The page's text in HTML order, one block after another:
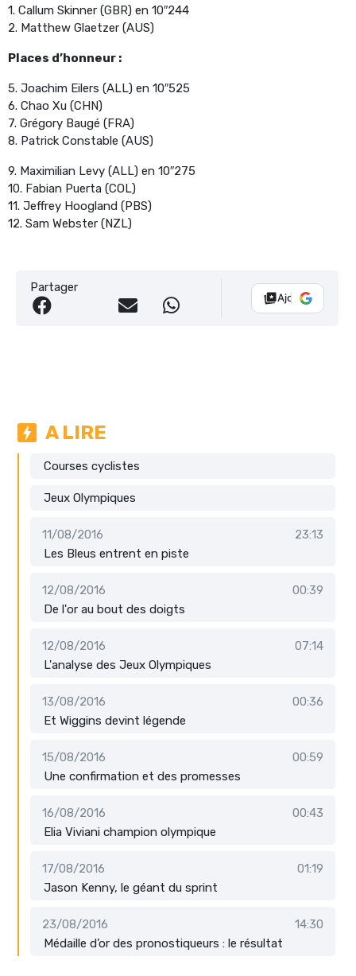
1. Callum Skinner (GBR) en 10″244
2. Matthew Glaetzer (AUS)
Places d’honneur :
5. Joachim Eilers (ALL) en 10″525
6. Chao Xu (CHN)
7. Grégory Baugé (FRA)
8. Patrick Constable (AUS)
9. Maximilian Levy (ALL) en 10″275
10. Fabian Puerta (COL)
11. Jeffrey Hoogland (PBS)
12. Sam Webster (NZL)
Partager
Ajouter Vélo
A LIRE
Courses cyclistes
Jeux Olympiques
11/08/2016
23:13
Les Bleus entrent en piste
12/08/2016
00:39
De l'or au bout des doigts
12/08/2016
07:14
L'analyse des Jeux Olympiques
13/08/2016
00:36
Et Wiggins devint légende
15/08/2016
00:59
Une confirmation et des promesses
16/08/2016
00:43
Elia Viviani champion olympique
17/08/2016
01:19
Jason Kenny, le géant du sprint
23/08/2016
14:30
Médaille d’or des pronostiqueurs : le résultat